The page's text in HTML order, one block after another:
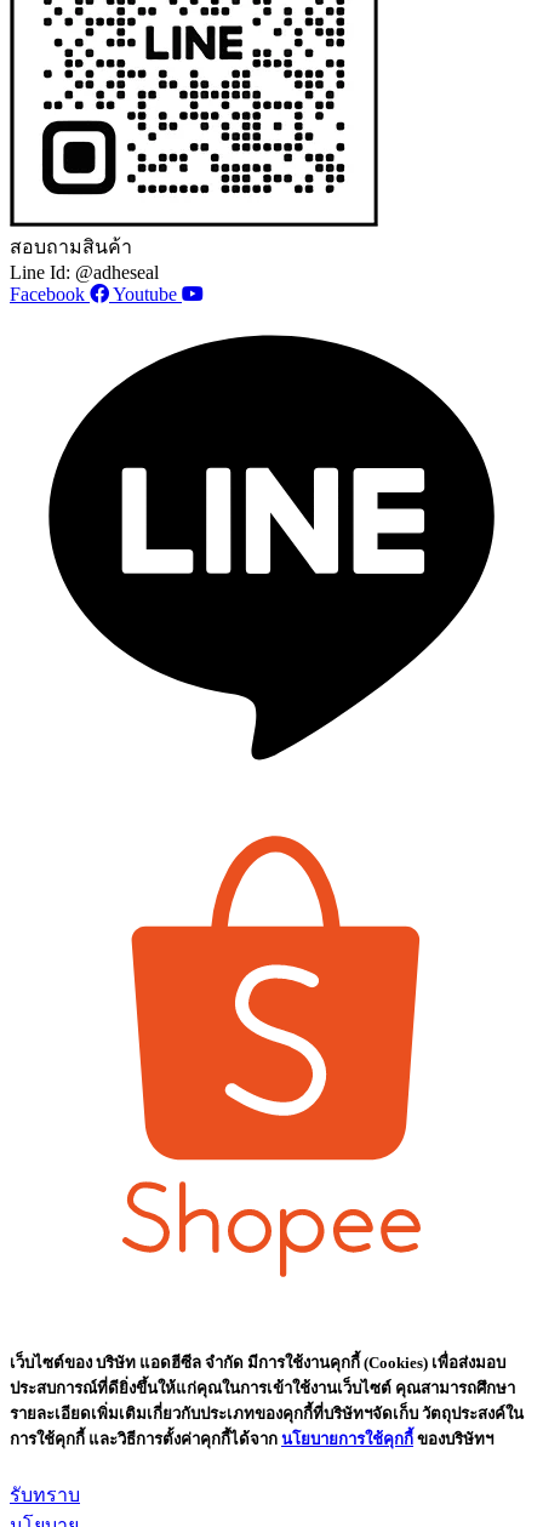
สอบถามสินค้า
Line Id: @adheseal
Facebook
Youtube
เว็บไซต์ของ บริษัท แอดฮีซีล จำกัด มีการใช้งานคุกกี้ (Cookies) เพื่อส่งมอบ
ประสบการณ์ที่ดียิ่งขึ้นให้แก่คุณในการเข้าใช้งานเว็บไซต์ คุณสามารถศึกษา
รายละเอียดเพิ่มเติมเกี่ยวกับประเภทของคุกกี้ที่บริษัทฯจัดเก็บ วัตถุประสงค์ใน
การใช้คุกกี้ และวิธีการตั้งค่าคุกกี้ได้จาก นโยบายการใช้คุกกี้ ของบริษัทฯ
รับทราบ